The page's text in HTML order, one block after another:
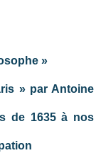
»
» par Antoine
de 1635 à nos